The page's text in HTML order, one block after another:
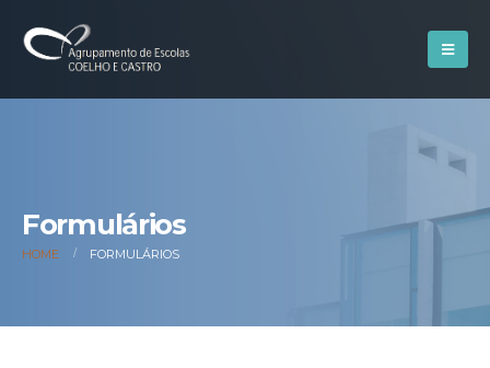
Formulários
HOME FORMULÁRIOS